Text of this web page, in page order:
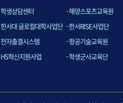
학생상담센터
해양스포츠교육원
한서대 글로컬대학사업단
한서RISE사업단
전자출결시스템
항공기술교육원
HS혁신지원사업
학생군사교육단